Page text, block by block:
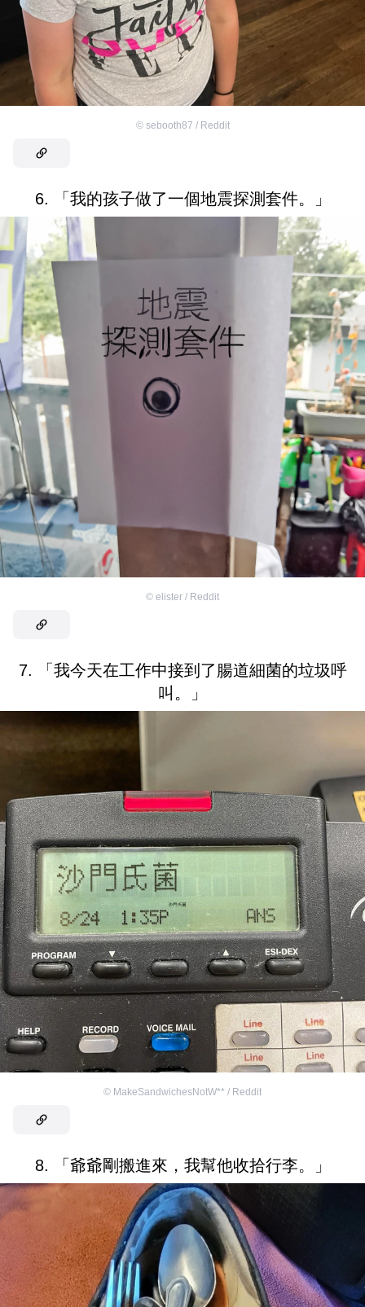
© sebooth87 / Reddit
6. 「我的孩子做了一個地震探測套件。」
© elister / Reddit
7. 「我今天在工作中接到了腸道細菌的垃圾呼
叫。」
© MakeSandwichesNotW** / Reddit
8. 「爺爺剛搬進來，我幫他收拾行李。」